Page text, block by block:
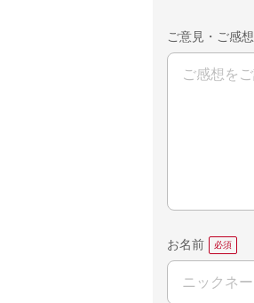
ご意見・ご感想
お名前